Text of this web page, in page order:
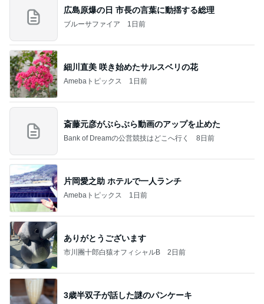
広島原爆の日 市長の言葉に動揺する総理
ブルーサファイア 1日前
細川直美 咲き始めたサルスベリの花
Amebaトピックス 1日前
斎藤元彦がぶらぶら動画のアップを止めた
Bank of Dreamの公営競技はどこへ行く 8日前
片岡愛之助 ホテルで一人ランチ
Amebaトピックス 1日前
ありがとうございます
市川團十郎白猿オフィシャルB 2日前
3歳半双子が話した謎のパンケーキ